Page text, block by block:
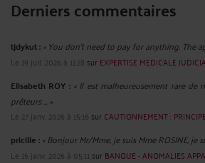
Derniers commentaires
tjdykut :« You don’t need to pay for anything. The
Le 19 juil. 2026 à 11:28 sur EXPERTISE MEDICALE
Elisabeth ROY : « Il est malheureusement rare de
prêteurs ... »
Le 27 janv. 2026 à 15:16 sur CAUTIONNEMENT :
pricille :« Bonjour Mr/Mme, je suis Mme ROSINE, je
Le 16 janv. 2026 à 05:11 sur BANQUE - ANOMALIES